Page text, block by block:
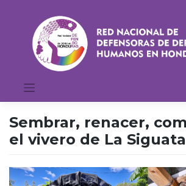
Sembrar, renacer,
el vivero de La Siguata